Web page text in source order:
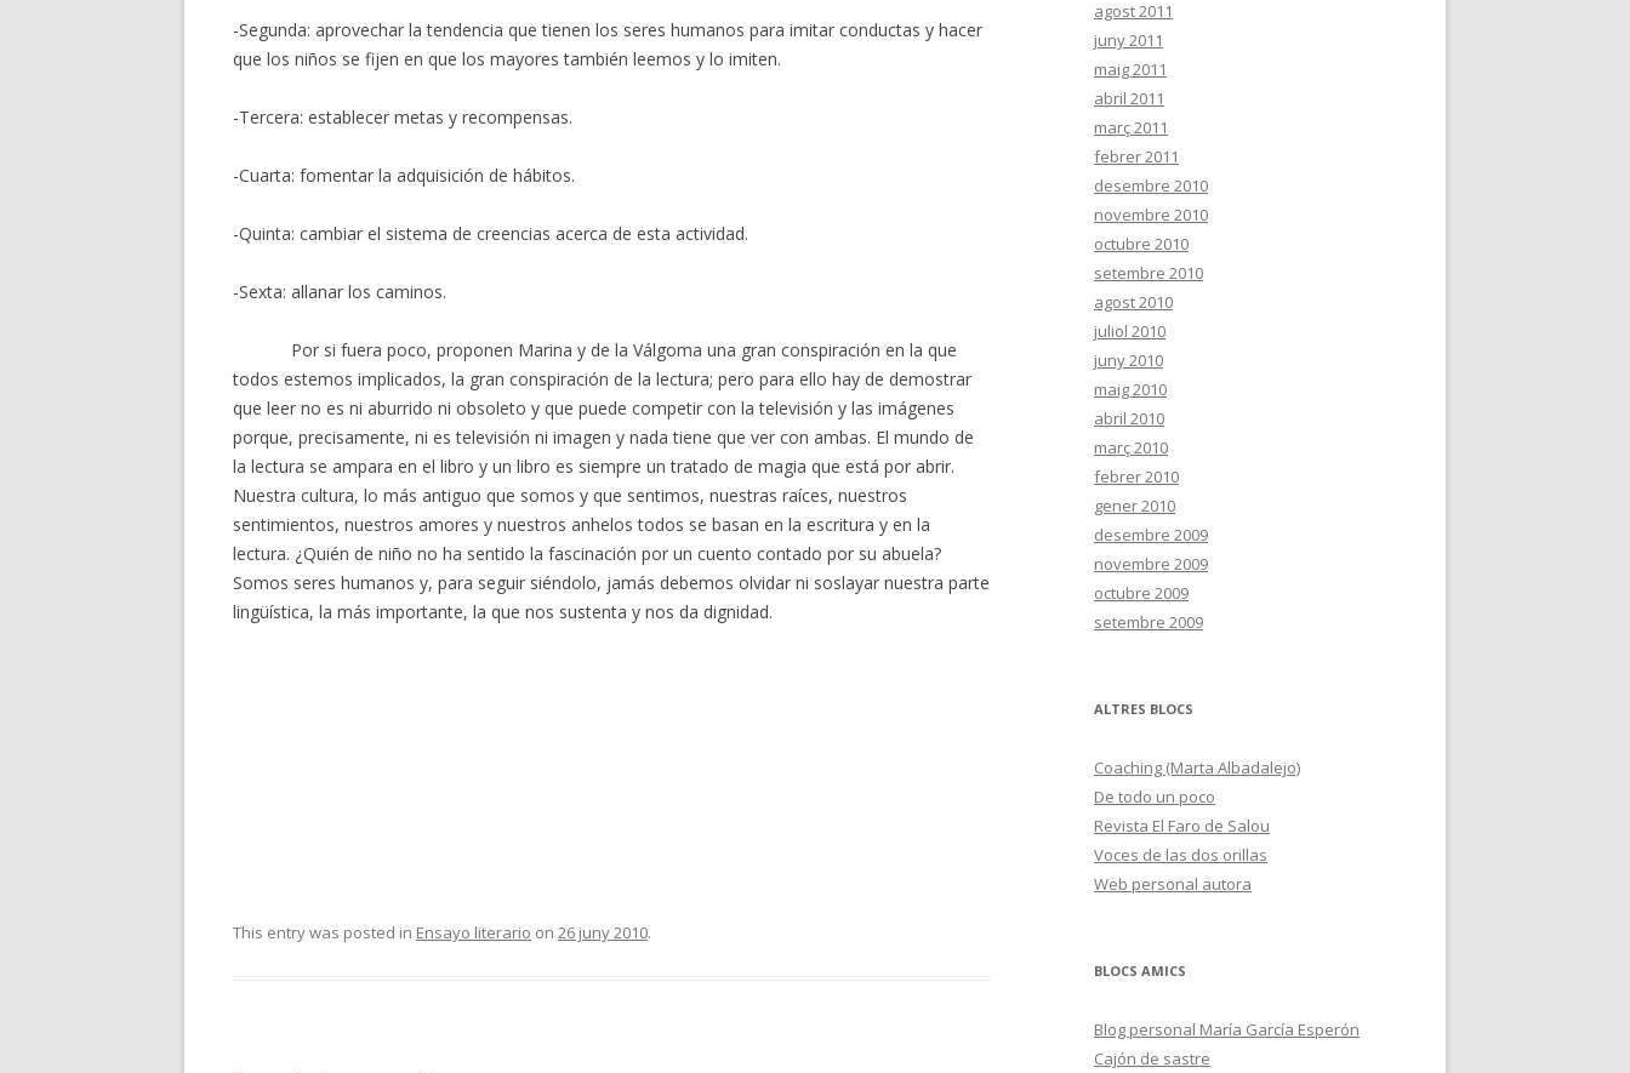
-Segunda: aprovechar la tendencia que tienen los seres humanos para imitar conductas y hacer
que los niños se fijen en que los mayores también leemos y lo imiten.
-Tercera: establecer metas y recompensas.
-Cuarta: fomentar la adquisición de hábitos.
-Quinta: cambiar el sistema de creencias acerca de esta actividad.
-Sexta: allanar los caminos.
Por si fuera poco, proponen Marina y de la Válgoma una gran conspiración en la que
todos estemos implicados, la gran conspiración de la lectura; pero para ello hay de demostrar
que leer no es ni aburrido ni obsoleto y que puede competir con la televisión y las imágenes
porque, precisamente, ni es televisión ni imagen y nada tiene que ver con ambas. El mundo de
la lectura se ampara en el libro y un libro es siempre un tratado de magia que está por abrir.
Nuestra cultura, lo más antiguo que somos y que sentimos, nuestras raíces, nuestros
sentimientos, nuestros amores y nuestros anhelos todos se basan en la escritura y en la
lectura. ¿Quién de niño no ha sentido la fascinación por un cuento contado por su abuela?
Somos seres humanos y, para seguir siéndolo, jamás debemos olvidar ni soslayar nuestra parte
lingüística, la más importante, la que nos sustenta y nos da dignidad.
This entry was posted in Ensayo literario on 26 juny 2010.
agost 2011
juny 2011
maig 2011
abril 2011
març 2011
febrer 2011
desembre 2010
novembre 2010
octubre 2010
setembre 2010
agost 2010
juliol 2010
juny 2010
maig 2010
abril 2010
març 2010
febrer 2010
gener 2010
desembre 2009
novembre 2009
octubre 2009
setembre 2009
ALTRES BLOCS
Coaching (Marta Albadalejo)
De todo un poco
Revista El Faro de Salou
Voces de las dos orillas
Web personal autora
BLOCS AMICS
Blog personal María García Esperón
Cajón de sastre